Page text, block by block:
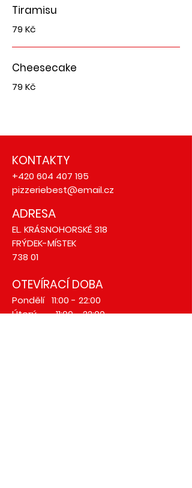
Tiramisu
79 Kč
Cheesecake
79 Kč
KONTAKTY
+420 604 407 195
pizzeriebest@email.cz
ADRESA
EL. KRÁSNOHORSKÉ 318
FRÝDEK-MÍSTEK
738 01
OTEVÍRACÍ DOBA
Pondělí 11:00 - 22:00
Úterý 11:00 - 22:00